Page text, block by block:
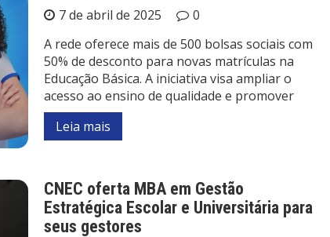
7 de abril de 2025
0
A rede oferece mais de 500 bolsas sociais com
50% de desconto para novas matrículas na
Educação Básica. A iniciativa visa ampliar o
acesso ao ensino de qualidade e promover
Leia mais
CNEC oferta MBA em Gestão
Estratégica Escolar e Universitária para
seus gestores